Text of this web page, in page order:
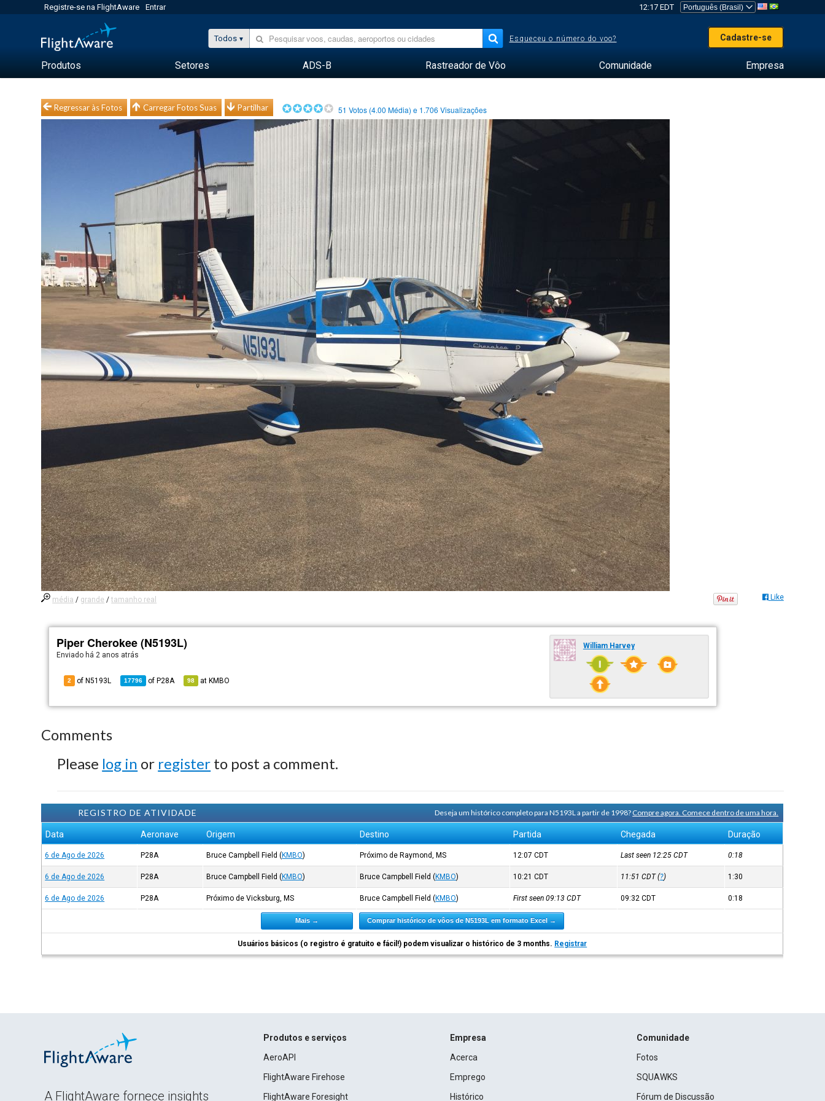
Registre-se na FlightAware Entrar 12:17 EDT
Todos Esqueceu o número do voo? Cadastre-se
Produtos Setores ADS-B Rastreador de Vôo Comunidade Empresa
Regressar às Fotos Carregar Fotos Suas Partilhar 51 Votos (4.00 Média) e 1.706 Visualizações
média / grande /tamanho real Like
Piper Cherokee (N5193L)
Enviado há2 anos atrás
2 of N5193L 17796 of P28A 98 at KMBO
William Harvey
Comments
Please log in or register to post a comment.
REGISTRO DE ATIVIDADE Deseja um histórico completo para N5193L a partir de 1998?Compre agora. Comece dentro de uma hora.
Data Aeronave Origem Destino Partida Chegada Duração
6 de Ago de 2026 P28A Bruce Campbell Field (KMBO) Próximo de Raymond, MS 12:07CDT Last seen 12:25CDT 0:18
6 de Ago de 2026 P28A Bruce Campbell Field (KMBO) Bruce Campbell Field (KMBO) 10:21CDT 11:51CDT(?) 1:30
6 de Ago de 2026 P28A Próximo de Vicksburg, MS Bruce Campbell Field (KMBO) First seen 09:13CDT 09:32CDT 0:18
Mais → Comprar histórico de vôos de N5193L em formato Excel →
Usuários básicos (o registro é gratuito e fácil!) podem visualizar o histórico de 3 months. Registrar
A FlightAware fornece insights
Produtos e serviços
AeroAPI
FlightAware Firehose
FlightAware Foresight
Empresa
Acerca
Emprego
Histórico
Comunidade
Fotos
SQUAWKS
Fórum de Discussão